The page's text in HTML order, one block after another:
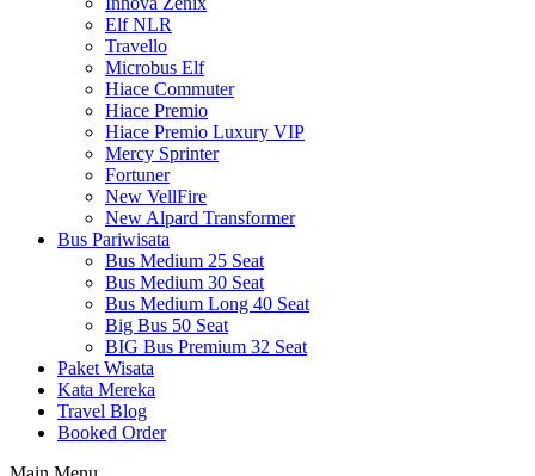
Elf NLR
Travello
Microbus Elf
Hiace Commuter
Hiace Premio
Hiace Premio Luxury VIP
Mercy Sprinter
Fortuner
New VellFire
New Alpard Transformer
Bus Pariwisata
Bus Medium 25 Seat
Bus Medium 30 Seat
Bus Medium Long 40 Seat
Big Bus 50 Seat
BIG Bus Premium 32 Seat
Paket Wisata
Kata Mereka
Travel Blog
Booked Order